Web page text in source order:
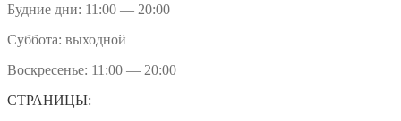
Будние дни: 11:00 — 20:00
Суббота: выходной
Воскресенье: 11:00 — 20:00
СТРАНИЦЫ: